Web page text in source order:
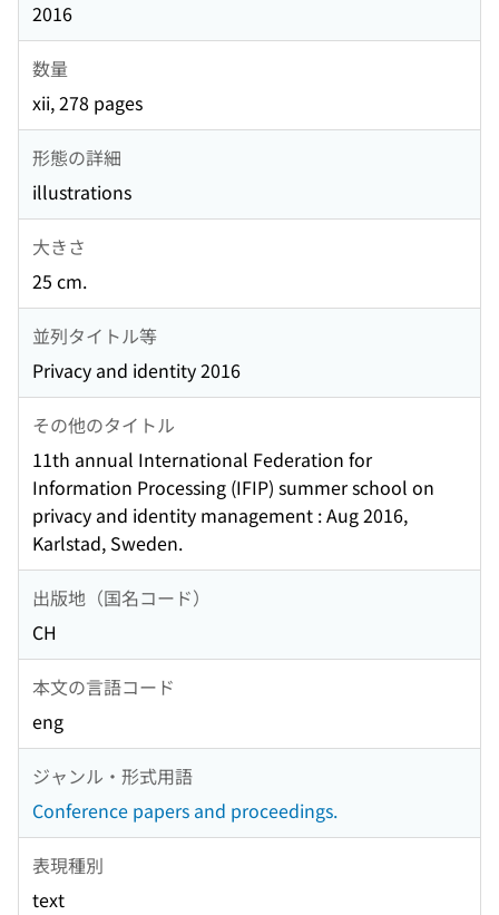
2016
数量
xii, 278 pages
形態の詳細
illustrations
大きさ
25 cm.
並列タイトル等
Privacy and identity 2016
その他のタイトル
11th annual International Federation for
Information Processing (IFIP) summer school on
privacy and identity management : Aug 2016,
Karlstad, Sweden.
出版地（国名コード）
CH
本文の言語コード
eng
ジャンル・形式用語
Conference papers and proceedings.
表現種別
text